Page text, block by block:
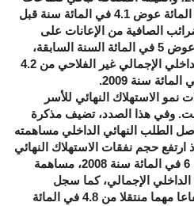
النشاط الاقتصادي بنسبة 1 في المائة عوض 4.1 في المائة سنة قبل
الصافية من الإعانات على
المنتجات بنسبة 4.6 في المائة عوض 5 في المائة السنة السابقة،
لينتقل بذلك معدل نمو الناتج الداخلي الإجمالي غير الفلاحي من 4.2
نمو الاستهلاك النهائي للأسر
وفي هذا الصدد، تضيف مذكرة
الطلب النهائي الداخلي مساهمته
ارتفع حجم نفقات الاستهلاك النهائي
للأسر بنسبة 4 في المائة مقابل 6 في المائة سنة 2008، مساهمة
الداخلي الإجمالي، كما سجل
الاستهلاك النهائي العمومي ارتفاعا مهما منتقلا من 4.8 في المائة